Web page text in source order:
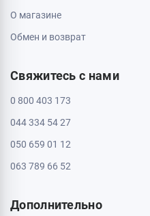
О магазине
Обмен и возврат
Свяжитесь с нами
0 800 403 173
044 334 54 27
050 659 01 12
063 789 66 52
Дополнительно